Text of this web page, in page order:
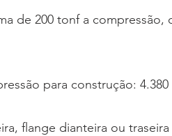
de 200 tonf a compressão,
para construção:
flange dianteira ou